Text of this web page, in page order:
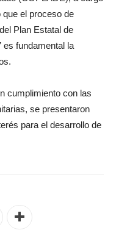
el proceso de
Plan Estatal de
es fundamental la
cumplimiento con las
se presentaron
para el desarrollo de